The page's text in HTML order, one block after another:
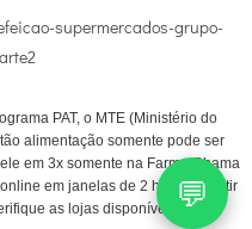
PAT, o MTE (Ministério do
alimentação somente pode ser
em 3x somente na Farma Chama
em janelas de 2 horas a partir
as lojas disponíveis. 💬